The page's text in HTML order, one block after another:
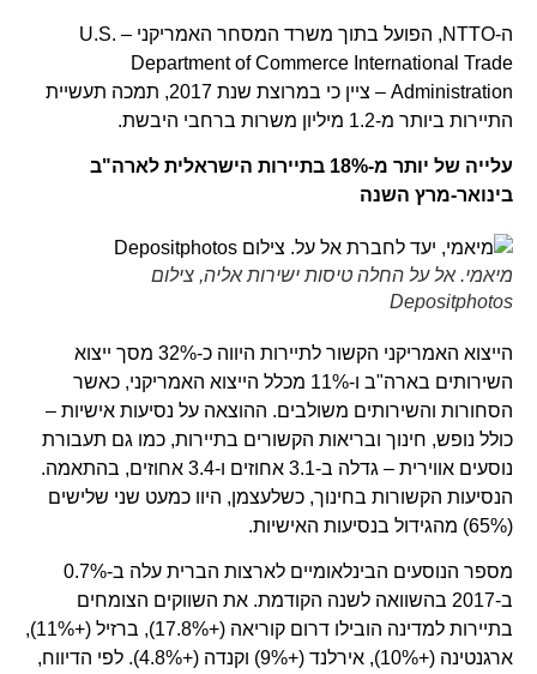
ה-NTTO, הפועל בתוך משרד המסחר האמריקני – U.S.
Department of Commerce International Trade
Administration – ציין כי במרוצת שנת 2017, תמכה תעשיית
התיירות ביותר מ-1.2 מיליון משרות ברחבי היבשת.
עלייה של יותר מ-18% בתיירות הישראלית לארה"ב
בינואר-מרץ השנה
מיאמי. אל על החלה טיסות ישירות אליה, צילום
Depositphotos
הייצוא האמריקני הקשור לתיירות היווה כ-32% מסך ייצוא
השירותים בארה"ב ו-11% מכלל הייצוא האמריקני, כאשר
הסחורות והשירותים משולבים. ההוצאה על נסיעות אישיות –
כולל נופש, חינוך ובריאות הקשורים בתיירות, כמו גם תעבורת
נוסעים אווירית – גדלה ב-3.1 אחוזים ו-3.4 אחוזים, בהתאמה.
הנסיעות הקשורות בחינוך, כשלעצמן, היוו כמעט שני שלישים
(65%) מהגידול בנסיעות האישיות.
מספר הנוסעים הבינלאומיים לארצות הברית עלה ב-0.7%
ב-2017 בהשוואה לשנה הקודמת. את השווקים הצומחים
בתיירות למדינה הובילו דרום קוריאה (+17.8%), ברזיל (+11%),
ארגנטינה (+10%), אירלנד (+9%) וקנדה (+4.8%). לפי הדיווח,